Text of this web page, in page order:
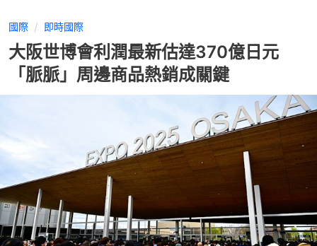
國際 即時國際
大阪世博會利潤最新估達370億日元
「脈脈」周邊商品熱銷成關鍵